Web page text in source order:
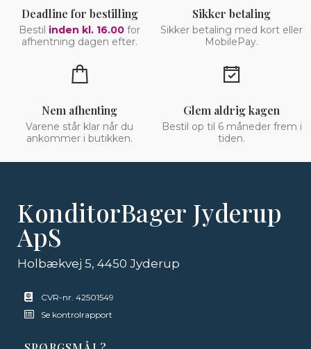
Deadline for bestilling
Bestil inden kl. 16.00 for
afhentning dagen efter.
Sikker betaling
Sikker betaling med kort eller
MobilePay.
Nem afhenting
Varene står klar når du
ankommer i butikken.
Glem aldrig kagen
Bestil op til 6 måneder frem i
tiden.
KonditorBager Jyderup
ApS
Holbækvej 5, 4450 Jyderup
CVR-nr. 42501549
Se kontrolrapport